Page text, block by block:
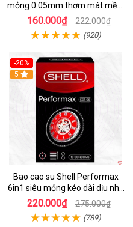
mỏng 0.05mm thơm mát mềm
mại
160.000₫ 222.000₫
(920)
-20%
5
Bao cao su Shell Performax
6in1 siêu mỏng kéo dài dịu nhẹ
kích thích
220.000₫ 275.000₫
(789)